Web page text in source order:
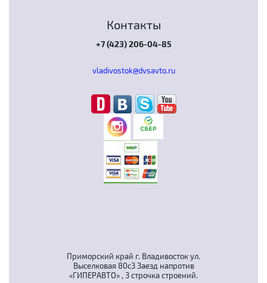
Приморский край г. Владивосток ул.
Выселковая 80с3 Заезд напротив
«ГИПЕРАВТО» , 3 строчка строений.
Контакты
+7 (423) 206-04-85
vladivostok@dvsavto.ru